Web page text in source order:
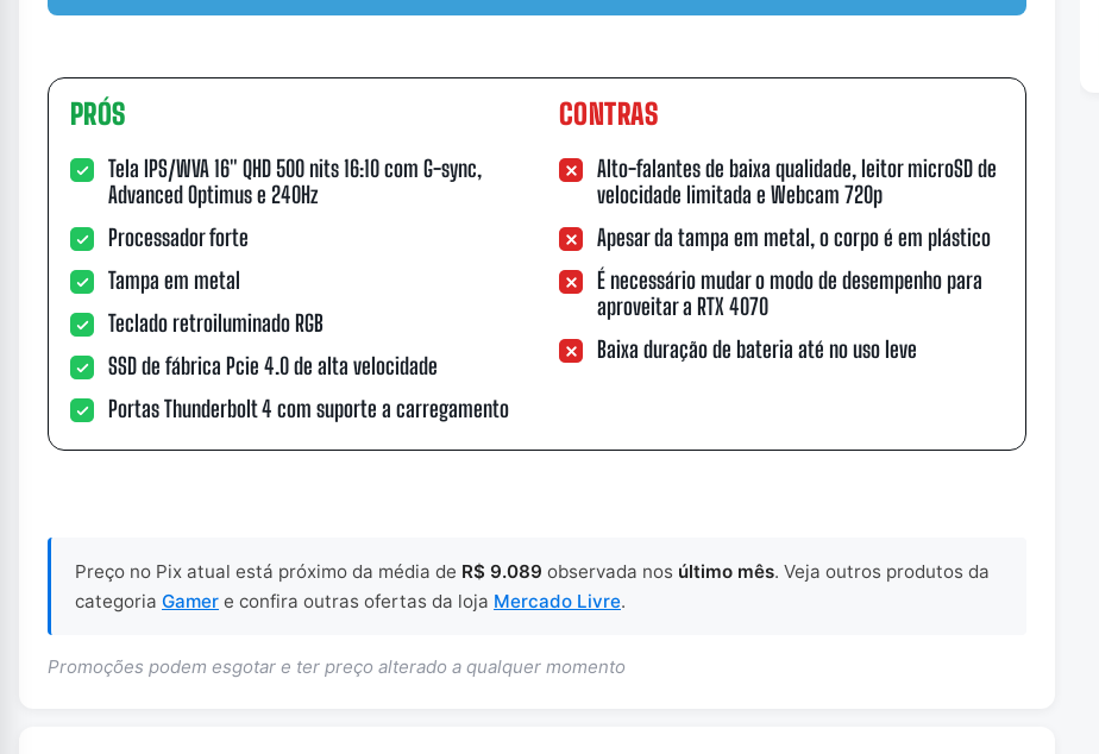
PRÓS
Tela IPS/WVA 16″ QHD 500 nits 16:10 com G-sync,
Advanced Optimus e 240Hz
Processador forte
Tampa em metal
Teclado retroiluminado RGB
SSD de fábrica Pcie 4.0 de alta velocidade
Portas Thunderbolt 4 com suporte a carregamento
CONTRAS
Alto-falantes de baixa qualidade, leitor microSD de
velocidade limitada e Webcam 720p
Apesar da tampa em metal, o corpo é em plástico
É necessário mudar o modo de desempenho para
aproveitar a RTX 4070
Baixa duração de bateria até no uso leve
Preço no Pix atual está próximo da média de R$ 9.089 observada nos último mês. Veja outros produtos da
categoria Gamer e confira outras ofertas da loja Mercado Livre.
Promoções podem esgotar e ter preço alterado a qualquer momento